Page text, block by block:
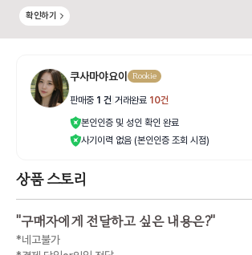
확인하기
쿠사마야요이 Rookie
판매중 1 건 거래완료 10건
본인인증 및 성인 확인 완료
사기이력 없음 (본인인증 조회 시점)
상품 스토리
"구매자에게 전달하고 싶은 내용은?"
*네고불가